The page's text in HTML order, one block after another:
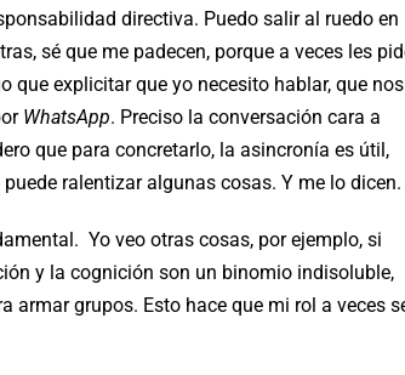
directiva. Puedo salir al ruedo en
sé que me padecen, porque a veces les
que explicitar que yo necesito hablar, que nos
WhatsApp. Preciso la conversación cara a
que para concretarlo, la asincronía es útil,
ralentizar algunas cosas. Y me lo dicen.
Yo veo otras cosas, por ejemplo, si
y la cognición son un binomio indisoluble,
armar grupos. Esto hace que mi rol a veces